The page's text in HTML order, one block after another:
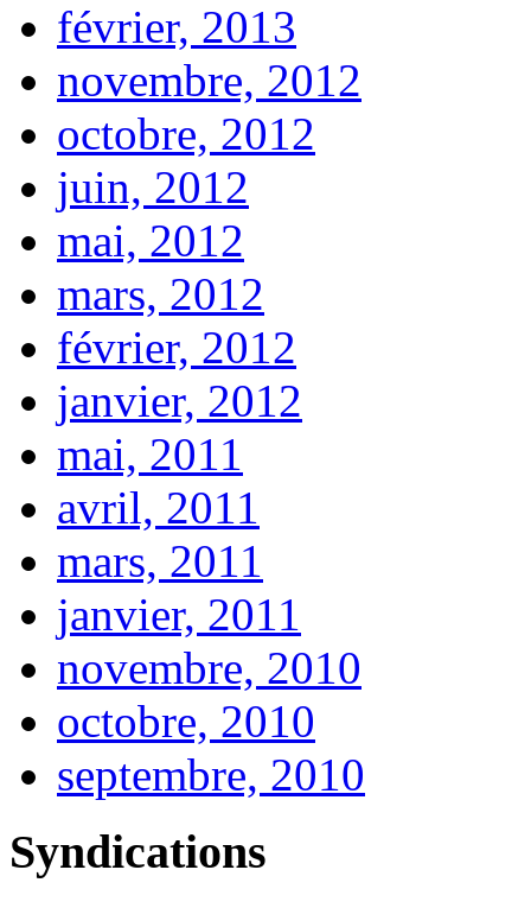
février, 2013
novembre, 2012
octobre, 2012
juin, 2012
mai, 2012
mars, 2012
février, 2012
janvier, 2012
mai, 2011
avril, 2011
mars, 2011
janvier, 2011
novembre, 2010
octobre, 2010
septembre, 2010
Syndications